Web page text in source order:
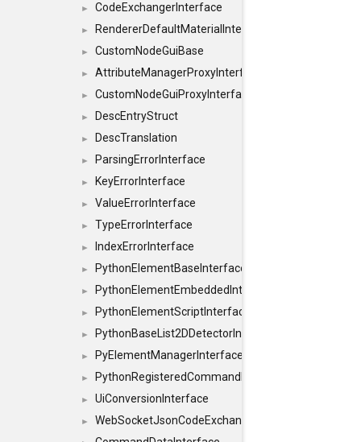
► CodeExchangerInterface
► RendererDefaultMaterialInterface
► CustomNodeGuiBase
► AttributeManagerProxyInterface
► CustomNodeGuiProxyInterface
► DescEntryStruct
► DescTranslation
► ParsingErrorInterface
► KeyErrorInterface
► ValueErrorInterface
► TypeErrorInterface
► IndexErrorInterface
► PythonElementBaseInterface
► PythonElementEmbeddedInterface
► PythonElementScriptInterface
► PythonBaseList2DDetectorInterface
► PyElementManagerInterface
► PythonRegisteredCommandIdsInterface
► UiConversionInterface
► WebSocketJsonCodeExchangerInterface